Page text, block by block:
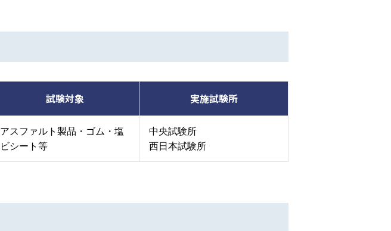
試験対象 実施試験所
アスファルト製品・ゴム・塩
ビシート等
中央試験所
西日本試験所